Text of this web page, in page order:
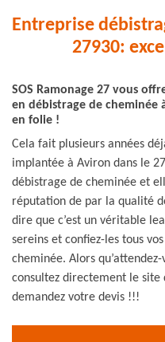
Entreprise
27930:
SOS Ramonage 27 vous
en débistrage de cheminée
en folie !
Cela fait plusieurs années
implantée à Aviron dans le
débistrage de cheminée et
réputation de par la qualité
dire que c’est un véritable
sereins et confiez-les tous
cheminée. Alors
consultez directement le site
demandez votre devis !!!